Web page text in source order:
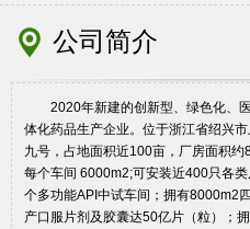
公司简介
2020年新建的创新型、绿色化、医
体化药品生产企业。位于浙江省绍兴
九号，占地面积近100亩，厂房面积约
每个车间 6000m2;可安装近400只各
个多功能API中试车间；拥有8000m2
产口服片剂及胶囊达50亿片（粒）；